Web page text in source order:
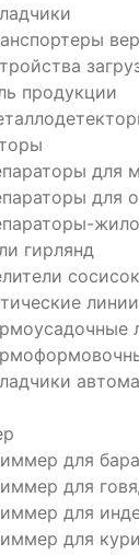
продукции
для
для
гирлянд
сосисок
для
для
для
для